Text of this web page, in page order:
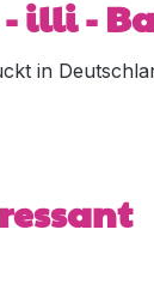
illi -
in